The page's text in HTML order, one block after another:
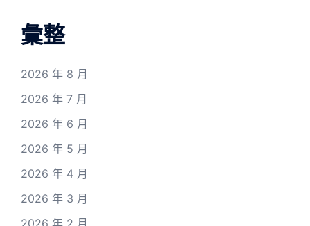
彙整
2026 年 8 月
2026 年 7 月
2026 年 6 月
2026 年 5 月
2026 年 4 月
2026 年 3 月
2026 年 2 月